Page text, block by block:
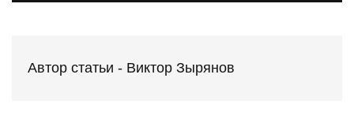
Автор статьи - Виктор Зырянов